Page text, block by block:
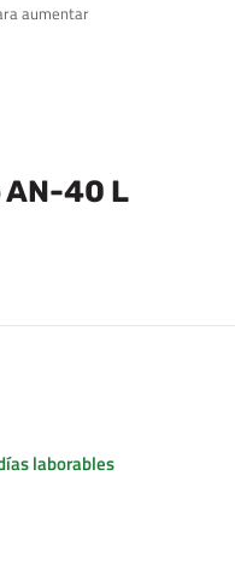
aumentar
40 L
laborables